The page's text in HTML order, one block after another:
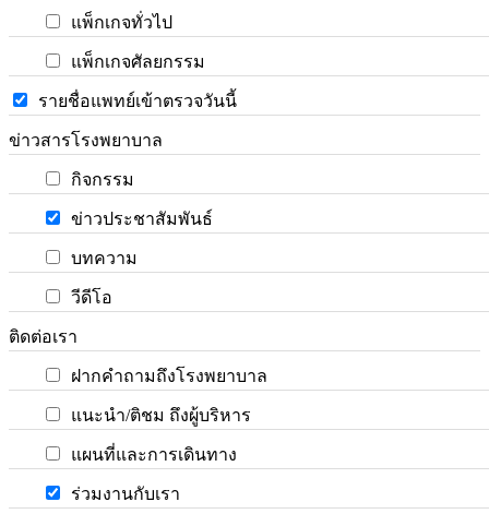
แพ็กเกจทั่วไป
แพ็กเกจศัลยกรรม
รายชื่อแพทย์เข้าตรวจวันนี้
ข่าวสารโรงพยาบาล
กิจกรรม
ข่าวประชาสัมพันธ์
บทความ
วีดีโอ
ติดต่อเรา
ฝากคำถามถึงโรงพยาบาล
แนะนำ/ติชม ถึงผู้บริหาร
แผนที่และการเดินทาง
ร่วมงานกับเรา